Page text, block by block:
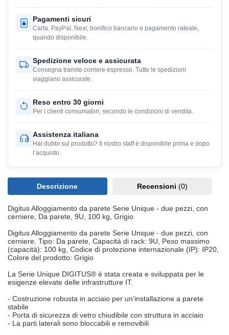
Pagamenti sicuri
Carta, PayPal, Nexi, bonifico bancario e pagamento rateale,
quando disponibile.
Spedizione veloce e assicurata
Consegna tramite corriere espresso. Tutte le spedizioni
viaggiano assicurate.
Reso entro 30 giorni
Per i clienti consumatori, secondo le condizioni di vendita.
Assistenza italiana
Hai dubbi sul prodotto? Il nostro staff è disponibile prima e dopo
l’acquisto.
Descrizione Recensioni (0)
Digitus Alloggiamento da parete Serie Unique - due pezzi, con
cerniere, Da parete, 9U, 100 kg, Grigio
Digitus Alloggiamento da parete Serie Unique - due pezzi, con
cerniere. Tipo: Da parete, Capacità di rack: 9U, Peso massimo
(capacità): 100 kg, Codice di protezione internazionale (IP): IP20,
Colore del prodotto: Grigio
La Serie Unique DIGITUS® è stata creata e sviluppata per le
esigenze elevate delle infrastrutture IT.
- Costruzione robusta in acciaio per un'installazione a parete
stabile
- Porta di sicurezza di vetro chiudibile con struttura in acciaio
- La parti laterali sono bloccabili e removibili